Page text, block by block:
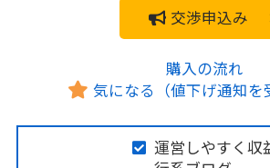
交渉申込み
購入の流れ
気になる（値下げ通知を
運営しやすく収